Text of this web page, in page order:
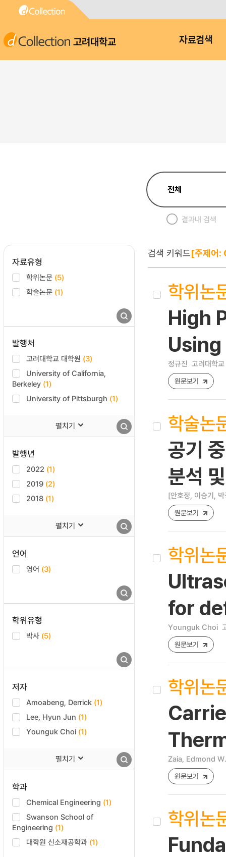
고려대학교 자료검색
결과내 검색
자료유형
학위논문 (5)
학술논문 (1)
발행처
고려대학교 대학원 (3)
University of California,
Berkeley (1)
University of Pittsburgh (1)
펼치기
발행년
2022 (1)
2019 (2)
2018 (1)
펼치기
언어
영어 (3)
학위유형
박사 (5)
저자
Amoabeng, Derrick (1)
Lee, Hyun Jun (1)
Younguk Choi (1)
펼치기
학과
Chemical Engineering (1)
Swanson School of
Engineering (1)
대학원 신소재공학과 (1)
검색 키워드[주제어
학위논
High
정규진 고려대학
원문보기
학술논
공기
분석
[안호정, 이승기,
원문보기
학위논
for
Younguk Choi
원문보기
학위논
Zaia, Edmond W.
원문보기
학위논